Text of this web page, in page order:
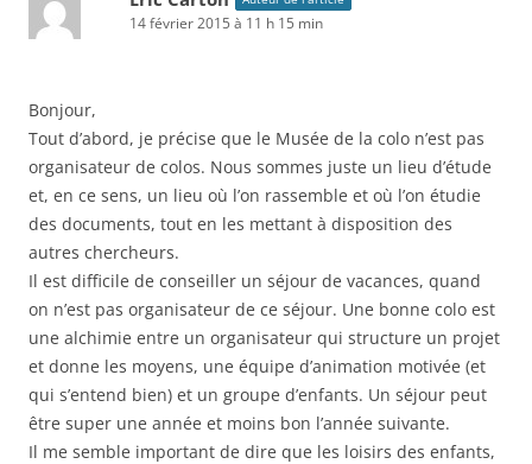
14 février 2015 à 11 h 15 min
Bonjour,
Tout d’abord, je précise que le Musée de la colo n’est pas
organisateur de colos. Nous sommes juste un lieu d’étude
et, en ce sens, un lieu où l’on rassemble et où l’on étudie
des documents, tout en les mettant à disposition des
autres chercheurs.
Il est difficile de conseiller un séjour de vacances, quand
on n’est pas organisateur de ce séjour. Une bonne colo est
une alchimie entre un organisateur qui structure un projet
et donne les moyens, une équipe d’animation motivée (et
qui s’entend bien) et un groupe d’enfants. Un séjour peut
être super une année et moins bon l’année suivante.
Il me semble important de dire que les loisirs des enfants,